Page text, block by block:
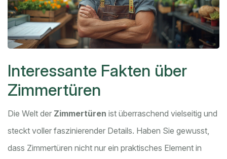
Interessante Fakten über
Zimmertüren
Die Welt der Zimmertüren ist überraschend vielseitig und
steckt voller faszinierender Details. Haben Sie gewusst,
dass Zimmertüren nicht nur ein praktisches Element in